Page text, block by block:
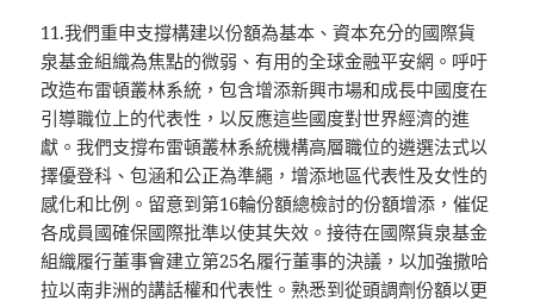
11.我們重申支撐構建以份額為基本、資本充分的國際貨
泉基金組織為焦點的微弱、有用的全球金融平安網。呼吁
改造布雷頓叢林系統，包含增添新興市場和成長中國度在
引導職位上的代表性，以反應這些國度對世界經濟的進
獻。我們支撐布雷頓叢林系統機構高層職位的遴選法式以
擇優登科、包涵和公正為準繩，增添地區代表性及女性的
感化和比例。留意到第16輪份額總檢討的份額增添，催促
各成員國確保國際批準以使其失效。接待在國際貨泉基金
組織履行董事會建立第25名履行董事的決議，以加強撒哈
拉以南非洲的講話權和代表性。熟悉到從頭調劑份額以更